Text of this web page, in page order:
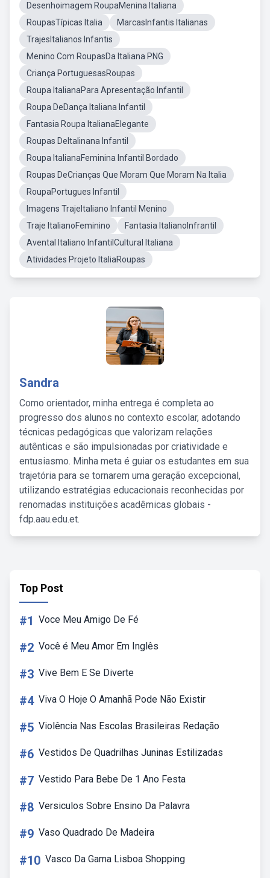
Desenhoimagem RoupaMenina Italiana
RoupasTípicas Italia
MarcasInfantis Italianas
TrajesItalianos Infantis
Menino Com RoupasDa Italiana PNG
Criança PortuguesasRoupas
Roupa ItalianaPara Apresentação Infantil
Roupa DeDança Italiana Infantil
Fantasia Roupa ItalianaElegante
Roupas DeItalinana Infantil
Roupa ItalianaFeminina Infantil Bordado
Roupas DeCrianças Que Moram Que Moram Na Italia
RoupaPortugues Infantil
Imagens TrajeItaliano Infantil Menino
Traje ItalianoFeminino
Fantasia ItalianoInfrantil
Avental Italiano InfantilCultural Italiana
Atividades Projeto ItaliaRoupas
Sandra
Como orientador, minha entrega é completa ao
progresso dos alunos no contexto escolar, adotando
técnicas pedagógicas que valorizam relações
autênticas e são impulsionadas por criatividade e
entusiasmo. Minha meta é guiar os estudantes em sua
trajetória para se tornarem uma geração excepcional,
utilizando estratégias educacionais reconhecidas por
renomadas instituições acadêmicas globais -
fdp.aau.edu.et.
Top Post
#1 Voce Meu Amigo De Fé
#2 Você é Meu Amor Em Inglês
#3 Vive Bem E Se Diverte
#4 Viva O Hoje O Amanhã Pode Não Existir
#5 Violência Nas Escolas Brasileiras Redação
#6 Vestidos De Quadrilhas Juninas Estilizadas
#7 Vestido Para Bebe De 1 Ano Festa
#8 Versiculos Sobre Ensino Da Palavra
#9 Vaso Quadrado De Madeira
#10 Vasco Da Gama Lisboa Shopping